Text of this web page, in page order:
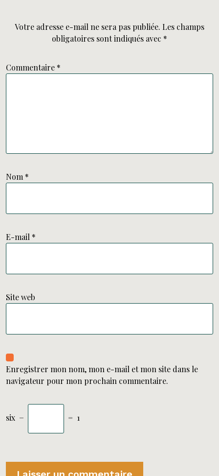
Votre adresse e-mail ne sera pas publiée. Les champs
obligatoires sont indiqués avec *
Commentaire *
Nom *
E-mail *
Site web
Enregistrer mon nom, mon e-mail et mon site dans le
navigateur pour mon prochain commentaire.
six − = 1